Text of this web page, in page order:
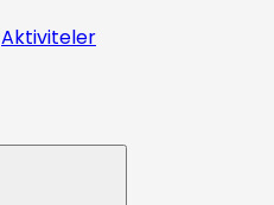
Aktiviteler